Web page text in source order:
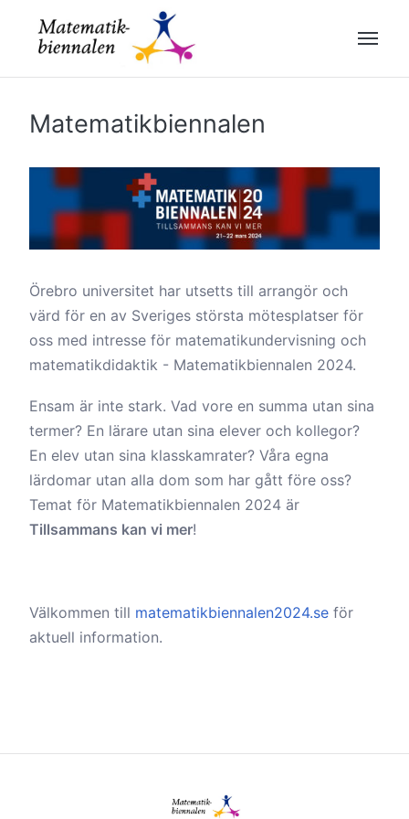
Matematikbiennalen
Örebro universitet har utsetts till arrangör och
värd för en av Sveriges största mötesplatser för
oss med intresse för matematikundervisning och
matematikdidaktik - Matematikbiennalen 2024.
Ensam är inte stark. Vad vore en summa utan sina
termer? En lärare utan sina elever och kollegor?
En elev utan sina klasskamrater? Våra egna
lärdomar utan alla dom som har gått före oss?
Temat för Matematikbiennalen 2024 är
Tillsammans kan vi mer!
Välkommen till matematikbiennalen2024.se för
aktuell information.